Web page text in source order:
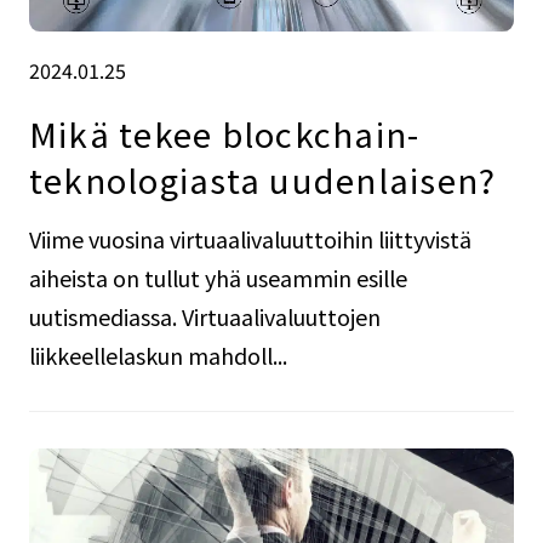
2024.01.25
Mikä tekee blockchain-
teknologiasta uudenlaisen?
Viime vuosina virtuaalivaluuttoihin liittyvistä
aiheista on tullut yhä useammin esille
uutismediassa. Virtuaalivaluuttojen
liikkeellelaskun mahdoll...